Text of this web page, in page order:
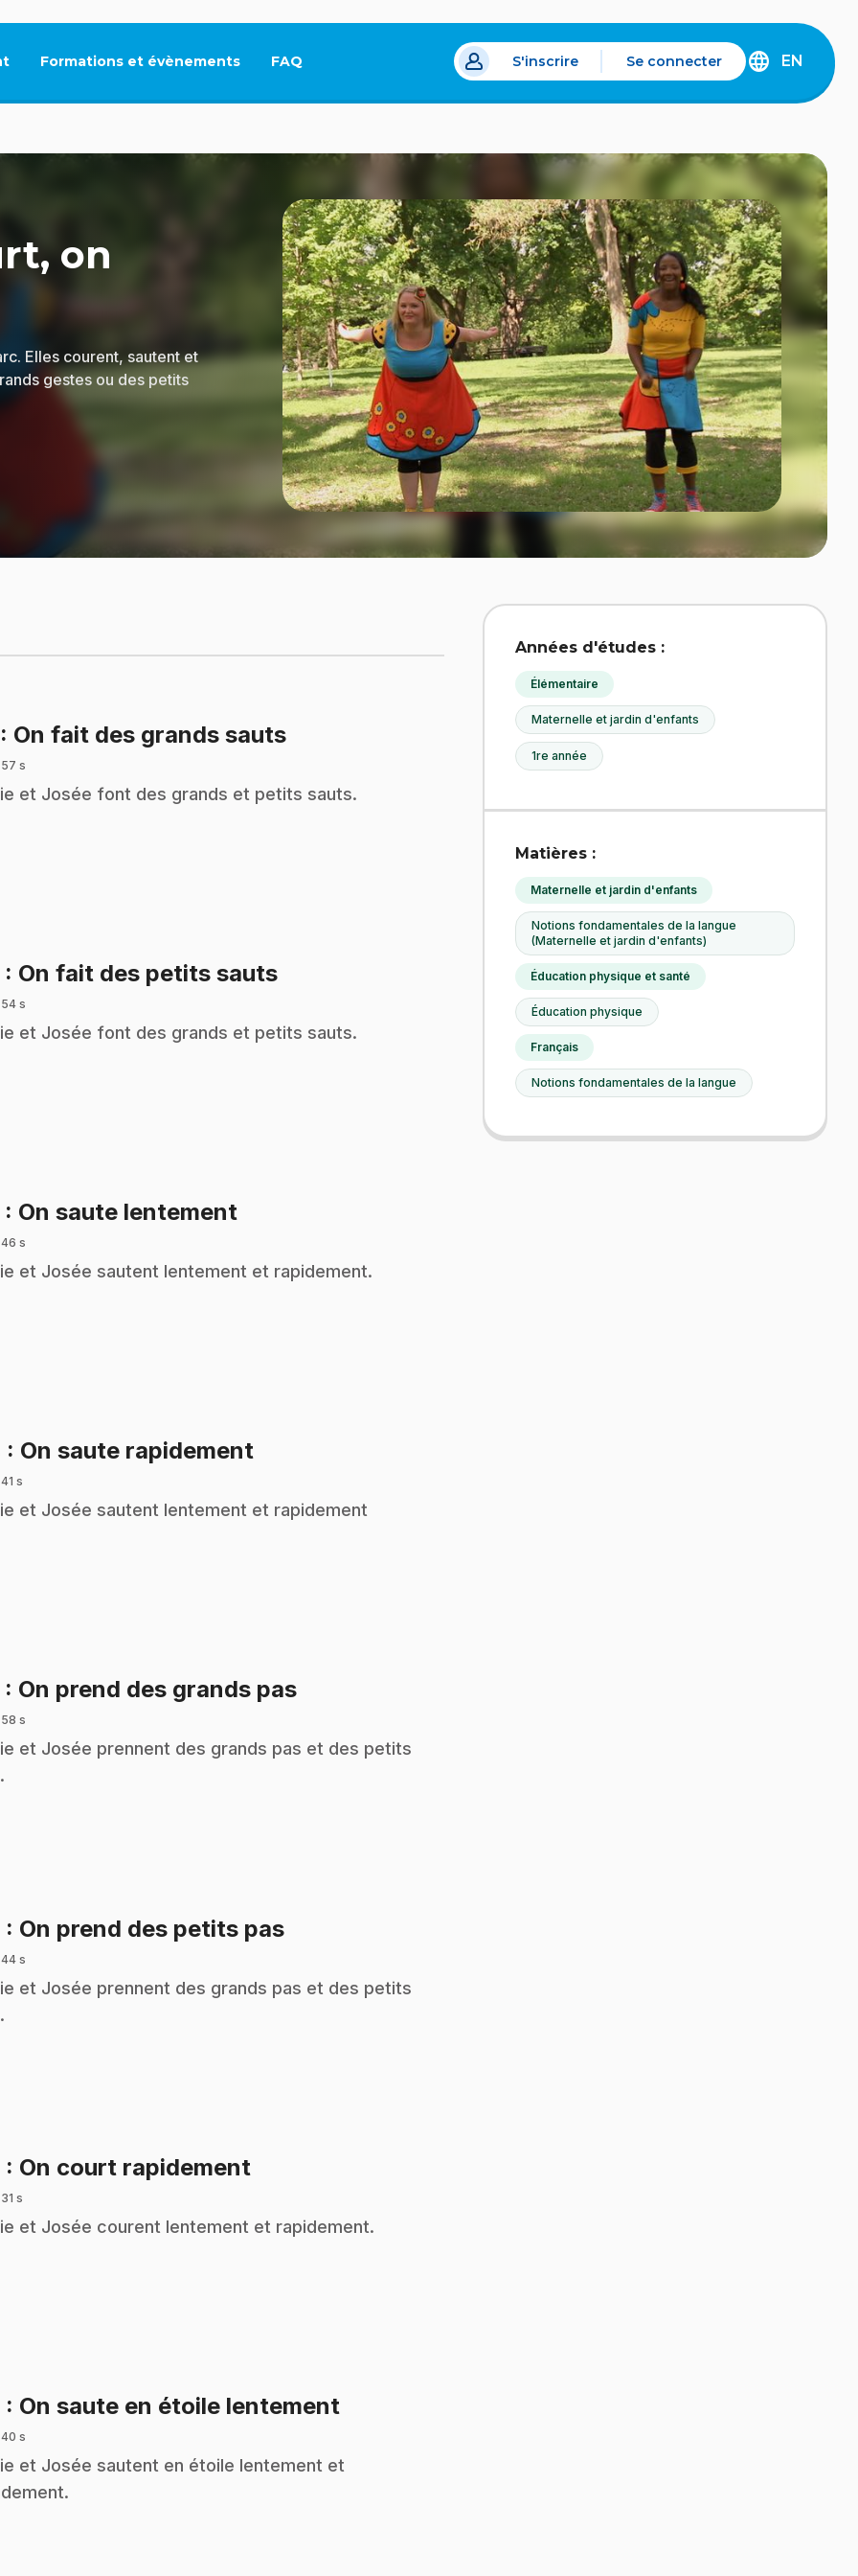
Formations et évènements FAQ
Ce lien s'ouvrira dans un nouvel onglet.
S'inscrire Se connecter
DISCOVER
OF
IDÉLLO.
EN
on
Elles courent, sautent et
gestes ou des petits
: On fait des grands sauts.
57 s
et Josée font des grands et petits sauts.
: On fait des petits sauts.
54 s
et Josée font des grands et petits sauts.
: On saute lentement.
46 s
et Josée sautent lentement et rapidement.
: On saute rapidement.
s
et Josée sautent lentement et rapidement
: On prend des grands pas.
58 s
et Josée prennent des grands pas et des petits
: On prend des petits pas.
44 s
et Josée prennent des grands pas et des petits
: On court rapidement.
s
et Josée courent lentement et rapidement.
: On saute en étoile lentement.
40 s
et Josée sautent en étoile lentement et
Années d'études :
Élémentaire
Maternelle et jardin d'enfants
1re année
Matières :
Maternelle et jardin d'enfants
Notions fondamentales de la langue
(Maternelle et jardin d'enfants)
Éducation physique et santé
Éducation physique
Français
Notions fondamentales de la langue